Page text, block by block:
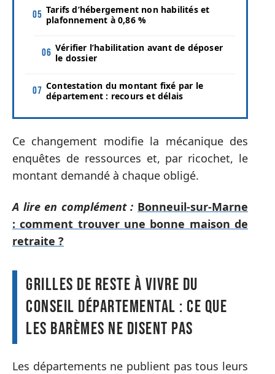
Tarifs d’hébergement non habilités et
plafonnement à 0,86 %
Vérifier l’habilitation avant de déposer
le dossier
Contestation du montant fixé par le
département : recours et délais
Ce changement modifie la mécanique des
enquêtes de ressources et, par ricochet, le
montant demandé à chaque obligé.
A lire en complément : Bonneuil-sur-Marne
: comment trouver une bonne maison de
retraite ?
Grilles de reste à vivre du
conseil départemental : ce que
les barèmes ne disent pas
Les départements ne publient pas tous leurs